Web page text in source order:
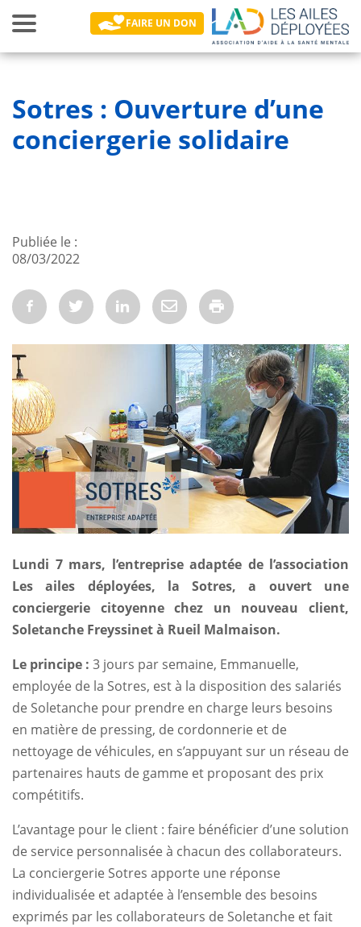
FAIRE UN DON
Toggle
navigation
Sotres : Ouverture d’une
conciergerie solidaire
Publiée le
08/03/2022
Lundi 7 mars, l’entreprise adaptée de l’association
Les ailes déployées, la Sotres, a ouvert une
conciergerie citoyenne chez un nouveau client,
Soletanche Freyssinet à Rueil Malmaison.
Le principe : 3 jours par semaine, Emmanuelle,
employée de la Sotres, est à la disposition des salariés
de Soletanche pour prendre en charge leurs besoins
en matière de pressing, de cordonnerie et de
nettoyage de véhicules, en s’appuyant sur un réseau de
partenaires hauts de gamme et proposant des prix
compétitifs.
L’avantage pour le client : faire bénéficier d’une solution
de service personnalisée à chacun des collaborateurs.
La conciergerie Sotres apporte une réponse
individualisée et adaptée à l’ensemble des besoins
exprimés par les collaborateurs de Soletanche et fait